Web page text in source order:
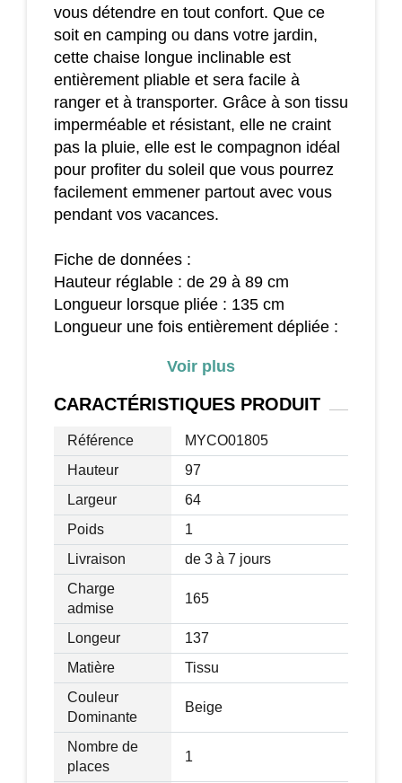
vous détendre en tout confort. Que ce
soit en camping ou dans votre jardin,
cette chaise longue inclinable est
entièrement pliable et sera facile à
ranger et à transporter. Grâce à son tissu
imperméable et résistant, elle ne craint
pas la pluie, elle est le compagnon idéal
pour profiter du soleil que vous pourrez
facilement emmener partout avec vous
pendant vos vacances.
Fiche de données :
Hauteur réglable : de 29 à 89 cm
Longueur lorsque pliée : 135 cm
Longueur une fois entièrement dépliée :
Longueur de l'appuie-tête : 47 cm
Largeur de l'appuie-tête : 13 cm
Appuie-tête : oui
Imperméable : Oui
Déhoussable : Non
Pliable : Oui
Inclinable : Oui (180°)
Couleur : Gris
Matière support : Métal
Voir plus
CARACTÉRISTIQUES PRODUIT
Référence
MYCO01805
Hauteur
97
Largeur
64
Poids
1
Livraison
de 3 à 7 jours
Charge
admise
165
Longeur
137
Matière
Tissu
Couleur
Dominante
Beige
Nombre de
places
1